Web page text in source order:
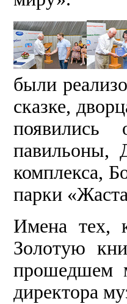
были
сказке,
павильоны,
комплекса,
парки
Имена тех,
Золотую
прошедшем
директора